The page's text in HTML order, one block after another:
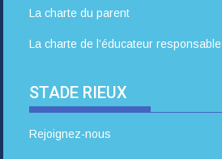
La charte du parent
La charte de l’éducateur responsable
STADE RIEUX
Rejoignez-nous